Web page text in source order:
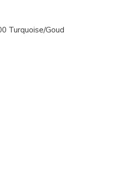
Turquoise/Goud